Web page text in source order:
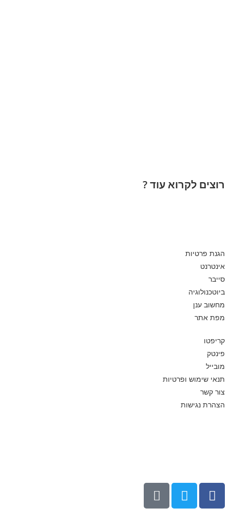
רוצים לקרוא עוד ?
הגנת פרטיות
אינטרנט
סייבר
ביוטכנולוגיה
מחשוב ענן
מפת אתר
קריפטו
פינטק
מובייל
תנאי שימוש ופרטיות
צור קשר
הצהרת נגישות